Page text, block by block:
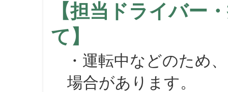
【担当ドライバー
て】
・運転中などのため
場合があります。